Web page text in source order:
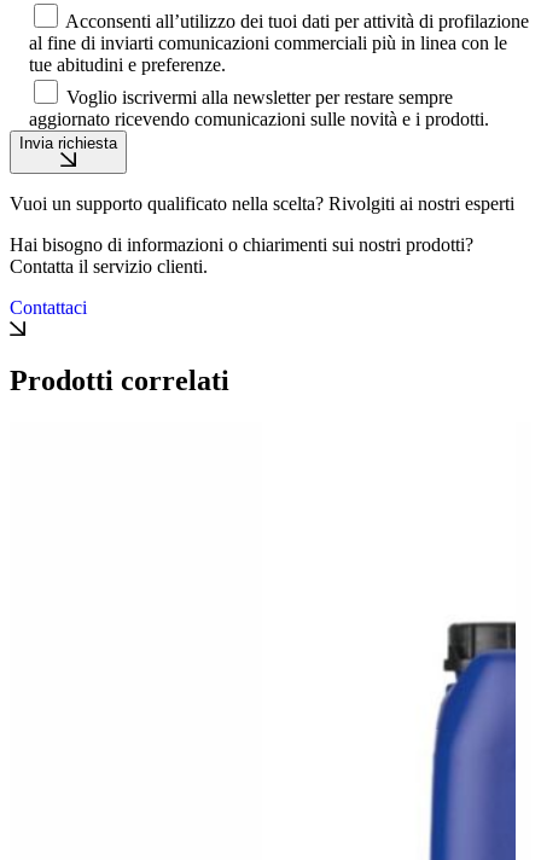
Acconsenti all’utilizzo dei tuoi dati per attività di profilazione
al fine di inviarti comunicazioni commerciali più in linea con le
tue abitudini e preferenze.
Voglio iscrivermi alla newsletter per restare sempre
aggiornato ricevendo comunicazioni sulle novità e i prodotti.
Invia richiesta
Vuoi un supporto qualificato nella scelta? Rivolgiti ai nostri esperti
Hai bisogno di informazioni o chiarimenti sui nostri prodotti?
Contatta il servizio clienti.
Contattaci
Prodotti correlati